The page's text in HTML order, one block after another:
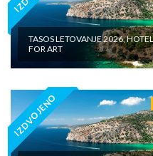
TASOS LETOVANJE 2026,
FOR ART
IZDVOJENO